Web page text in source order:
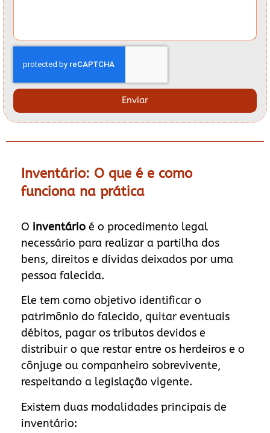
Enviar
Inventário: O que é e como
funciona na prática
O inventário é o procedimento legal
necessário para realizar a partilha dos
bens, direitos e dívidas deixados por uma
pessoa falecida.
Ele tem como objetivo identificar o
patrimônio do falecido, quitar eventuais
débitos, pagar os tributos devidos e
distribuir o que restar entre os herdeiros e o
cônjuge ou companheiro sobrevivente,
respeitando a legislação vigente.
Existem duas modalidades principais de
inventário: